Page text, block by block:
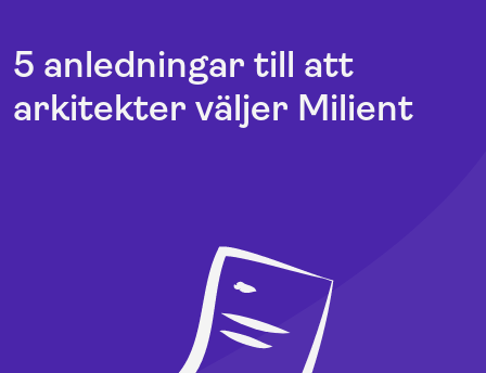
5 anledningar till att
arkitekter väljer Milient